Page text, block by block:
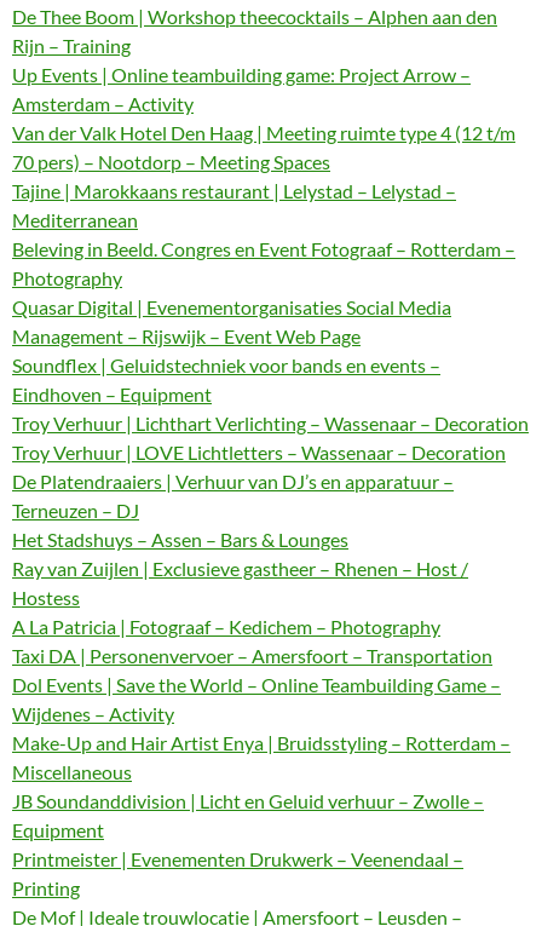
De Thee Boom | Workshop theecocktails – Alphen aan den
Rijn – Training
Up Events | Online teambuilding game: Project Arrow –
Amsterdam – Activity
Van der Valk Hotel Den Haag | Meeting ruimte type 4 (12 t/m
70 pers) – Nootdorp – Meeting Spaces
Tajine | Marokkaans restaurant | Lelystad – Lelystad –
Mediterranean
Beleving in Beeld. Congres en Event Fotograaf – Rotterdam –
Photography
Quasar Digital | Evenementorganisaties Social Media
Management – Rijswijk – Event Web Page
Soundflex | Geluidstechniek voor bands en events –
Eindhoven – Equipment
Troy Verhuur | Lichthart Verlichting – Wassenaar – Decoration
Troy Verhuur | LOVE Lichtletters – Wassenaar – Decoration
De Platendraaiers | Verhuur van DJ’s en apparatuur –
Terneuzen – DJ
Het Stadshuys – Assen – Bars & Lounges
Ray van Zuijlen | Exclusieve gastheer – Rhenen – Host /
Hostess
A La Patricia | Fotograaf – Kedichem – Photography
Taxi DA | Personenvervoer – Amersfoort – Transportation
Dol Events | Save the World – Online Teambuilding Game –
Wijdenes – Activity
Make-Up and Hair Artist Enya | Bruidsstyling – Rotterdam –
Miscellaneous
JB Soundanddivision | Licht en Geluid verhuur – Zwolle –
Equipment
Printmeister | Evenementen Drukwerk – Veenendaal –
Printing
De Mof | Ideale trouwlocatie | Amersfoort – Leusden –